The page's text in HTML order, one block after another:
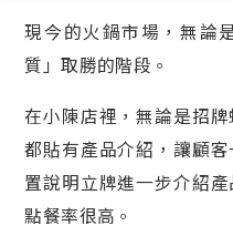
現今的火鍋市場，無論
質」取勝的階段。
在小陳店裡，無論是招
都貼有產品介紹，讓顧
置說明立牌進一步介紹
點餐率很高。